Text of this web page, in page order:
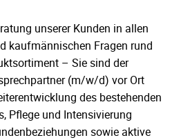
unserer Kunden in allen
kaufmännischen Fragen rund
– Sie sind der
(m/w/d) vor Ort
des bestehenden
Pflege und Intensivierung
sowie aktive